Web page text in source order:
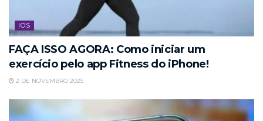
IOS
FAÇA ISSO AGORA: Como iniciar um
exercício pelo app Fitness do iPhone!
2 DE NOVEMBRO 2025